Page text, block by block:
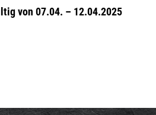
von 07.04. – 12.04.2025